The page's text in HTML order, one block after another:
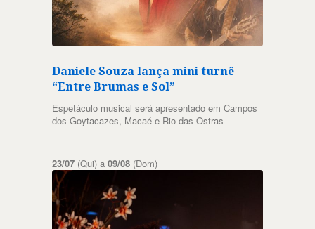
Daniele Souza lança mini turnê
“Entre Brumas e Sol”
Espetáculo musical será apresentado em Campos
dos Goytacazes, Macaé e Rio das Ostras
23/07 (Qui) a 09/08 (Dom)